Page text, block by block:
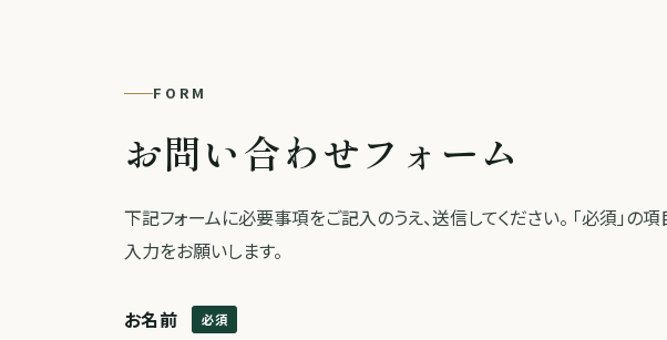
FORM
お問い合わせフォーム
下記フォームに必要事項をご記入のうえ、送信してください。 「必須」の
入力をお願いします。
お名前 必須